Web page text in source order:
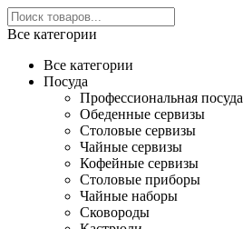
Все категории
Все категории
Посуда
Профессиональная посуда
Обеденные сервизы
Столовые сервизы
Чайные сервизы
Кофейные сервизы
Столовые приборы
Чайные наборы
Сковороды